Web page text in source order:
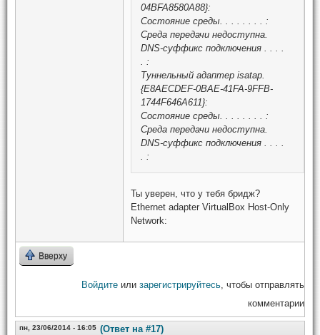
04BFA8580A88}:
Состояние среды. . . . . . . . :
Среда передачи недоступна.
DNS-суффикс подключения . . . .
. :
Туннельный адаптер isatap.
{E8AECDEF-0BAE-41FA-9FFB-
1744F646A611}:
Состояние среды. . . . . . . . :
Среда передачи недоступна.
DNS-суффикс подключения . . . .
. :
Ты уверен, что у тебя бридж?
Ethernet adapter VirtualBox Host-Only
Network:
Вверху
Войдите или зарегистрируйтесь , чтобы отправлять
комментарии
пн, 23/06/2014 - 16:05 (Ответ на #17)